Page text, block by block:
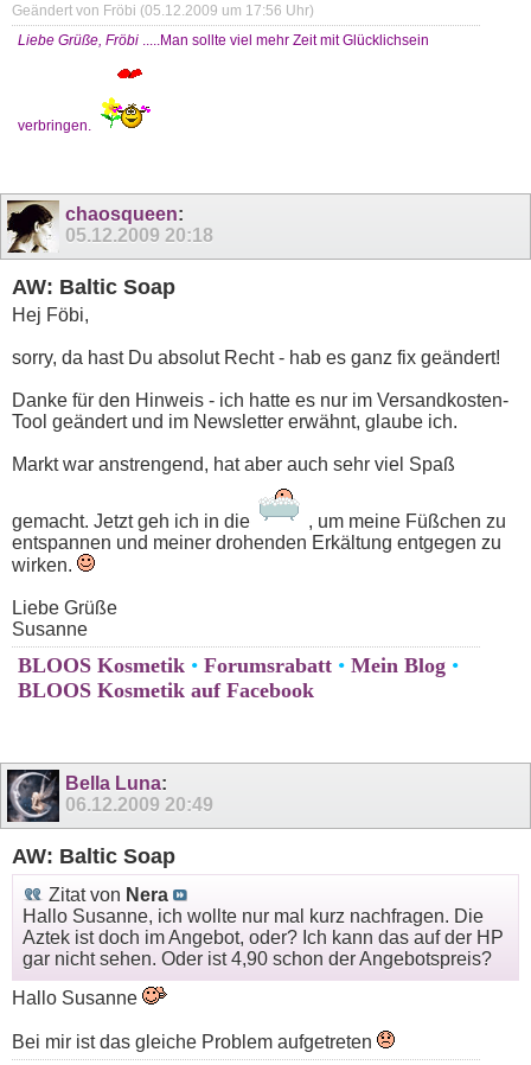
Geändert von Fröbi (05.12.2009 um 17:56 Uhr)
Liebe Grüße, Fröbi
.....Man sollte viel mehr Zeit mit Glücklichsein
verbringen.
chaosqueen:
05.12.2009 20:18
AW: Baltic Soap
Hej Föbi,
sorry, da hast Du absolut Recht - hab es ganz fix geändert!
Danke für den Hinweis - ich hatte es nur im Versandkosten-
Tool geändert und im Newsletter erwähnt, glaube ich.
Markt war anstrengend, hat aber auch sehr viel Spaß
gemacht. Jetzt geh ich in die
, um meine Füßchen zu
entspannen und meiner drohenden Erkältung entgegen zu
wirken.
Liebe Grüße
Susanne
BLOOS Kosmetik • Forumsrabatt • Mein Blog •
BLOOS Kosmetik auf Facebook
Bella Luna:
06.12.2009 20:49
AW: Baltic Soap
Zitat von Nera
Hallo Susanne, ich wollte nur mal kurz nachfragen. Die
Aztek ist doch im Angebot, oder? Ich kann das auf der HP
gar nicht sehen. Oder ist 4,90 schon der Angebotspreis?
Hallo Susanne
Bei mir ist das gleiche Problem aufgetreten